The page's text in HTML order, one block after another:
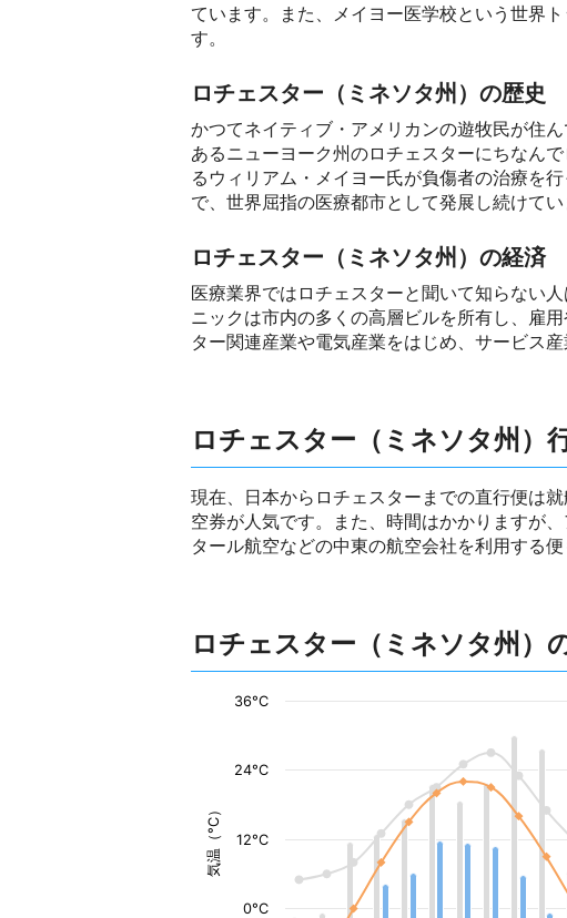
ています。また、メイヨー医学校という世界
す。
ロチェスター（ミネソタ州）の歴史
かつてネイティブ・アメリカンの遊牧民が住
あるニューヨーク州のロチェスターにちなん
るウィリアム・メイヨー氏が負傷者の治療を
で、世界屈指の医療都市として発展し続けてい
ロチェスター（ミネソタ州）の経済
医療業界ではロチェスターと聞いて知らない
ニックは市内の多くの高層ビルを所有し、雇
ター関連産業や電気産業をはじめ、サービス
ロチェスター（ミネソタ州）
現在、日本からロチェスターまでの直行便は
空券が人気です。また、時間はかかりますが
タール航空などの中東の航空会社を利用する
ロチェスター（ミネソタ州）
気温（°C）
0°C
12°C
24°C
36°C